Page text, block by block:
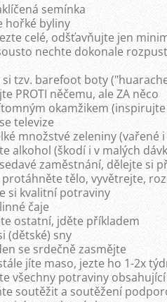
semínka
hořké byliny
celé, odšťavňujte jen
nechte dokonale
tzv. barefoot boty
PROTI něčemu, ale ZA něco
okamžikem
televize
množstvé zeleniny (vařené
alkohol (škodí i v malých
zaměstnání, dělejte si
tělo, vyvětrejte,
si kvalitní potraviny
čaje
ostatní, jděte příkladem
(dětské) sny
se srdečně zasmějte
jíte maso, jezte ho 1-2x
všechny potraviny
soutěžit a soutěžení